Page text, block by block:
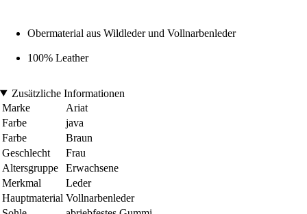
Obermaterial aus Wildleder und Vollnarbenleder
100% Leather
Zusätzliche Informationen
Marke
Ariat
Farbe
java
Farbe
Braun
Geschlecht
Frau
Altersgruppe
Erwachsene
Merkmal
Leder
Hauptmaterial Vollnarbenleder